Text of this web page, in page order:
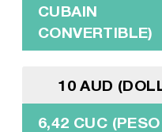
CUBAIN
CONVERTIBLE)
10 AUD
6,42 CUC (PESO